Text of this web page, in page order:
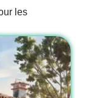
les